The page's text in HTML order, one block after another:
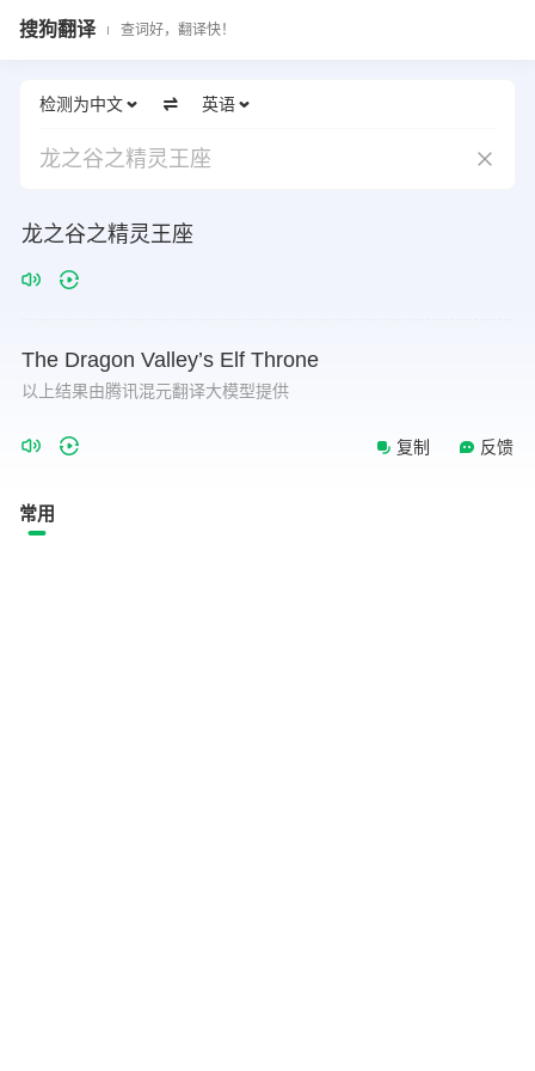
搜狗翻译 查词好，翻译快！
检测为中文 英语
龙之谷之精灵王座
龙之谷之精灵王座
The Dragon Valley’s Elf Throne
以上结果由腾讯混元翻译大模型提供
复制 反馈
常用